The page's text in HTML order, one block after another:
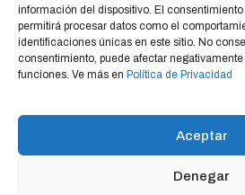
información del dispositivo. El
permitirá procesar datos como el
identificaciones únicas en este sitio. No
consentimiento, puede afectar
funciones. Ve más en Política de Privacidad
Aceptar
Denegar
Home Política de privacidad
CONTRAVIENTO